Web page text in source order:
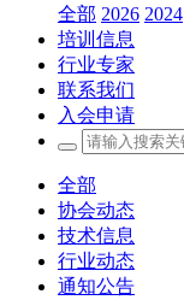
全部 2026 2024
培训信息
行业专家
联系我们
入会申请
全部
协会动态
技术信息
行业动态
通知公告